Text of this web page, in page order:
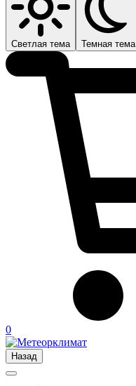
Светлая тема Темная тема
0
Назад